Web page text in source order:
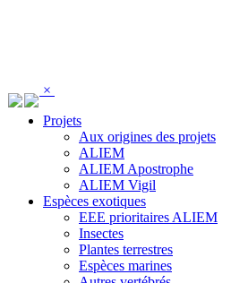
×
Projets
Aux origines des projets
ALIEM
ALIEM Apostrophe
ALIEM Vigil
Espèces exotiques
EEE prioritaires ALIEM
Insectes
Plantes terrestres
Espèces marines